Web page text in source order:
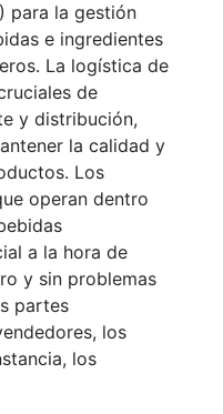
para la gestión
e ingredientes
La logística de
de
y distribución,
la calidad y
Los
operan dentro
a la hora de
y sin problemas
partes
los
los